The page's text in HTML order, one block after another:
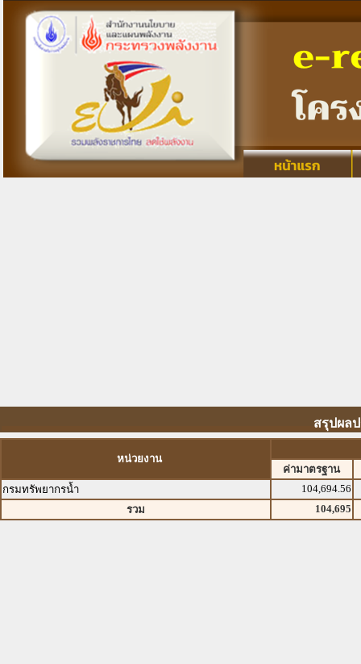
สรุปผล
หน่วยงาน
ค่ามาตรฐาน
กรมทรัพยากรน้ำ
104,694.56
รวม
104,695